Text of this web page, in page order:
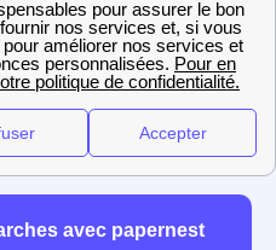
avec papernest